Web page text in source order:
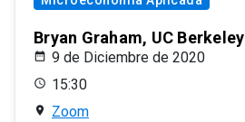
Bryan Graham, UC Berkeley
9 de Diciembre de 2020
15:30
Zoom